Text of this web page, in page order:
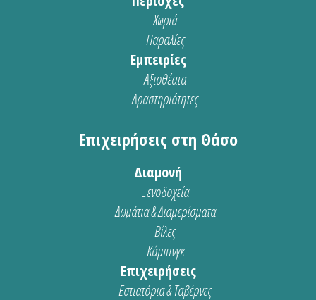
Χωριά
Παραλίες
Εμπειρίες
Αξιοθέατα
Δραστηριότητες
Επιχειρήσεις στη Θάσο
Διαμονή
Ξενοδοχεία
Δωμάτια & Διαμερίσματα
Βίλες
Κάμπινγκ
Επιχειρήσεις
Εστιατόρια & Ταβέρνες